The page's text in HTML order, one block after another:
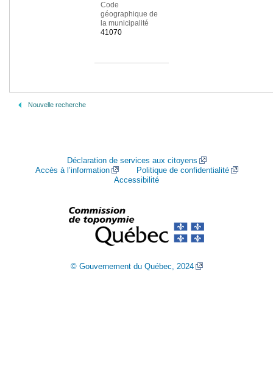
Code
géographique de
la municipalité
41070
Nouvelle recherche
Déclaration de services aux citoyens
Accès à l’information
Politique de confidentialité
Accessibilité
© Gouvernement du Québec, 2024